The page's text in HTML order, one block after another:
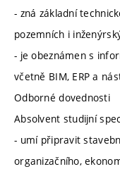
- zná základní
pozemních i
- je obeznámen s
včetně BIM, ERP a
Odborné dovednosti
Absolvent studijní
- umí připravit
organizačního,